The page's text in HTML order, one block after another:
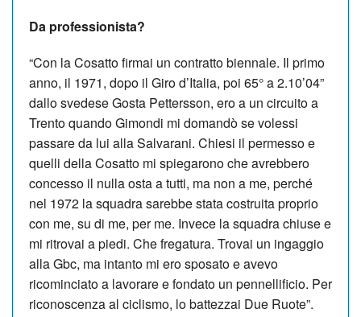
Da professionista?
“Con la Cosatto firmai un contratto biennale. Il primo
anno, il 1971, dopo il Giro d’Italia, poi 65° a 2.10’04”
dallo svedese Gosta Pettersson, ero a un circuito a
Trento quando Gimondi mi domandò se volessi
passare da lui alla Salvarani. Chiesi il permesso e
quelli della Cosatto mi spiegarono che avrebbero
concesso il nulla osta a tutti, ma non a me, perché
nel 1972 la squadra sarebbe stata costruita proprio
con me, su di me, per me. Invece la squadra chiuse e
mi ritrovai a piedi. Che fregatura. Trovai un ingaggio
alla Gbc, ma intanto mi ero sposato e avevo
ricominciato a lavorare e fondato un pennellificio. Per
riconoscenza al ciclismo, lo battezzai Due Ruote”.